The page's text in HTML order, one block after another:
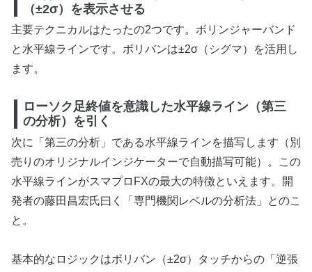
（±2σ）を表示させる
主要テクニカルはたったの2つです。ボリンジャーバンド
と水平線ラインです。ボリバンは±2σ（シグマ）を活用し
ます。
ローソク足終値を意識した水平線ライン（第三
の分析）を引く
次に「第三の分析」である水平線ラインを描写します（別
売りのオリジナルインジケーターで自動描写可能）。この
水平線ラインがスマプロFXの最大の特徴といえます。開
発者の藤田昌宏氏曰く「専門機関レベルの分析法」とのこ
と。
基本的なロジックはボリバン（±2σ）タッチからの「逆張